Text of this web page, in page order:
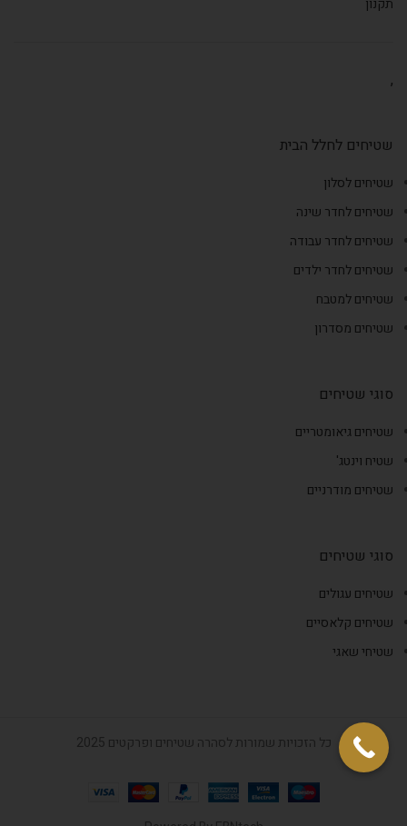
תקנון
,
שטיחים לחלל הבית
שטיחים לסלון
שטיחים לחדר שינה
שטיחים לחדר עבודה
שטיחים לחדר ילדים
שטיחים למטבח
שטיחים מסדרון
סוגי שטיחים
שטיחים גיאומטריים
שטיח וינטג'
שטיחים מודרניים
סוגי שטיחים
שטיחים עגולים
שטיחים קלאסיים
שטיחי שאגי
כל הזכויות שמורות לסהרה שטיחים ופרקטים 2025